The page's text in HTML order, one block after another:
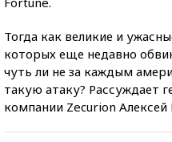
Тогда как великие и
которых еще недавно
чуть ли не за каждым
такую атаку? Рассуждает
компании Zecurion Алексей